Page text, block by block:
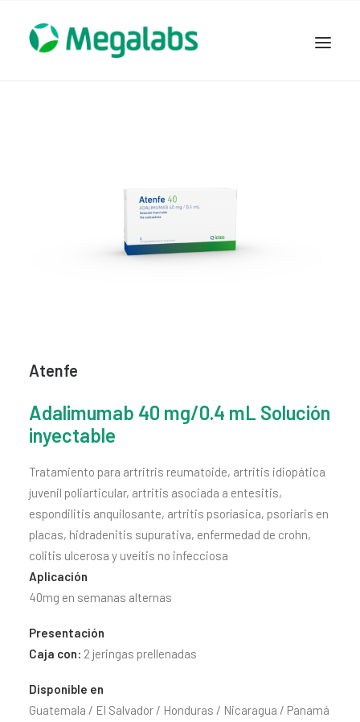
CONTACTO
Atenfe
Adalimumab 40 mg/0.4 mL Solución
inyectable
Tratamiento para artritris reumatoide, artritis idiopática
juvenil poliarticular, artritis asociada a entesitis,
espondilitis anquilosante, artritis psoríasica, psoriaris en
placas, hidradenitis supurativa, enfermedad de crohn,
colitis ulcerosa y uveítis no infecciosa
Aplicación
40mg en semanas alternas
Presentación
Caja con: 2 jeringas prellenadas
Disponible en
Guatemala / El Salvador / Honduras / Nicaragua / Panamá